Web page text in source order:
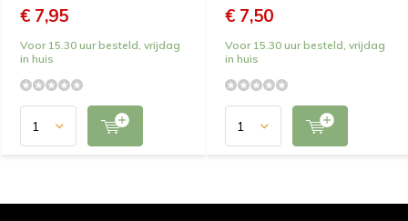
€ 7,95
Voor 15.30 uur besteld, vrijdag
in huis
€ 7,50
Voor 15.30 uur besteld, vrijdag
in huis